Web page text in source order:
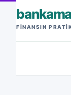
FINANSIN